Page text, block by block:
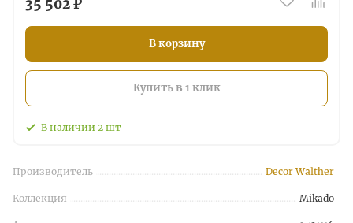
35 502 ₽
В корзину
Купить в 1 клик
В наличии 2 шт
Производитель Decor Walther
Коллекция Mikado